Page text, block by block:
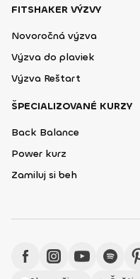
FITSHAKER VÝZVY
Novoročná výzva
Výzva do plaviek
Výzva Reštart
ŠPECIALIZOVANÉ KURZY
Back Balance
Power kurz
Zamiluj si beh